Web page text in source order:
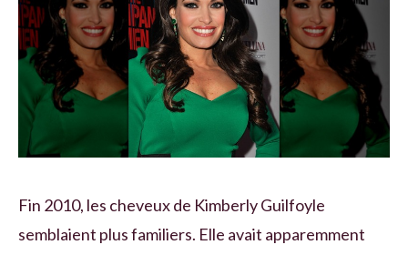
Fin 2010, les cheveux de Kimberly Guilfoyle
semblaient plus familiers. Elle avait apparemment